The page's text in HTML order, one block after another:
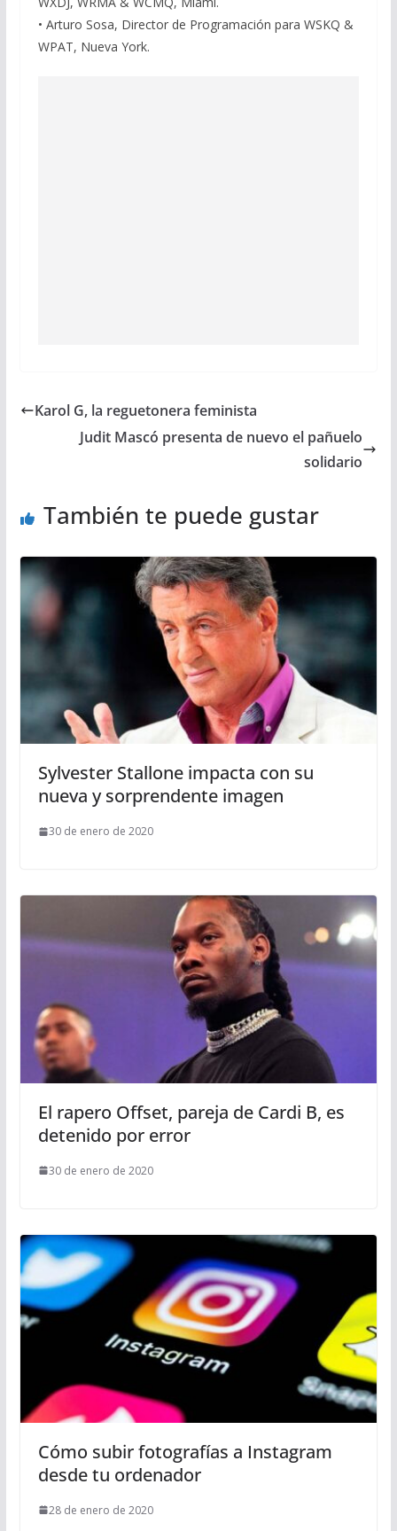
• Arturo Sosa, Director de Programación para WSKQ &
WPAT, Nueva York.
Karol G, la reguetonera feminista
Judit Mascó presenta de nuevo el pañuelo
solidario
También te puede gustar
Sylvester Stallone impacta con su
nueva y sorprendente imagen
30 de enero de 2020
El rapero Offset, pareja de Cardi B, es
detenido por error
30 de enero de 2020
Cómo subir fotografías a Instagram
desde tu ordenador
28 de enero de 2020